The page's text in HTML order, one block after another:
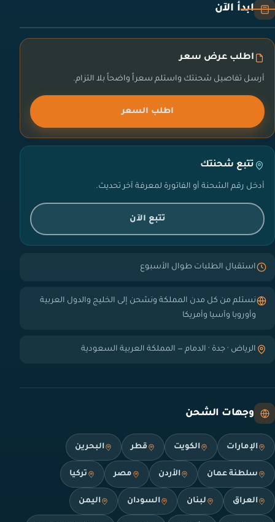
ابدأ الآن
اطلب عرض سعر
أرسل تفاصيل شحنتك واستلم سعراً واضحاً بلا التزام.
اطلب السعر
تتبع شحنتك
أدخل رقم الشحنة أو الفاتورة لمعرفة آخر تحديث.
تتبع الآن
استقبال الطلبات طوال الأسبوع
نستلم من كل مدن المملكة ونشحن إلى الخليج والدول العربية
وأوروبا وآسيا وأمريكا
الرياض · جدة · الدمام — المملكة العربية السعودية
وجهات الشحن
الإمارات الكويت قطر البحرين
سلطنة عمان الأردن مصر تركيا
العراق لبنان السودان اليمن